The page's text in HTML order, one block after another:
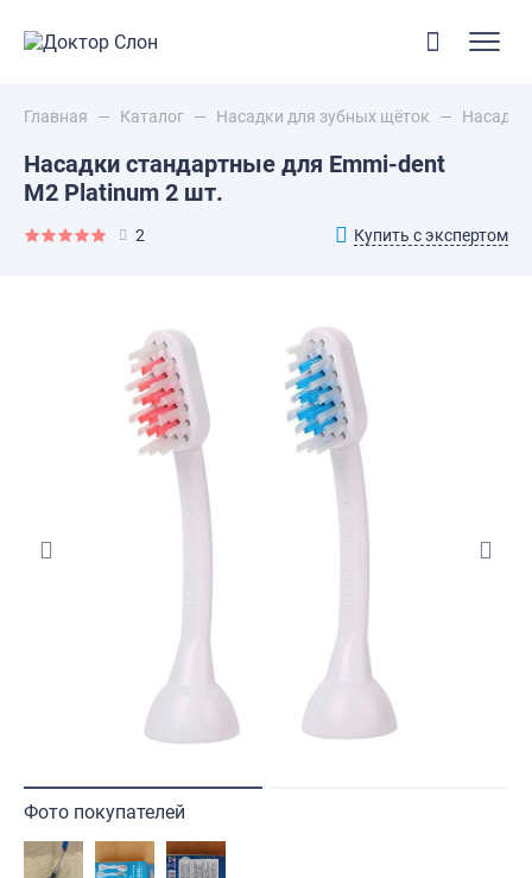
Главная — Каталог — Насадки для зубных щёток —
Насадки стандартные для Emmi-dent
M2 Platinum 2 шт.
2 Купить с экспертом
Фото покупателей